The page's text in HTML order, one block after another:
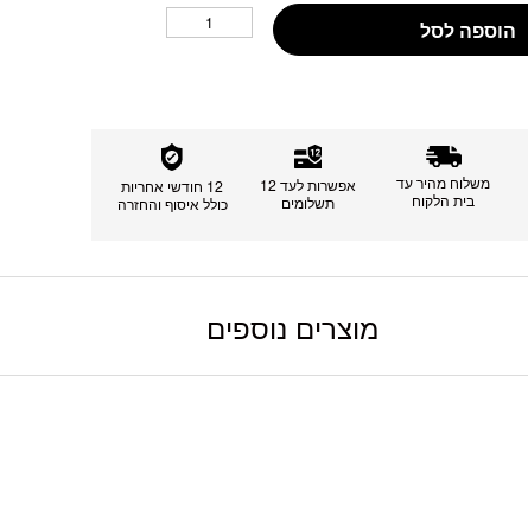
הוספה לסל
משלוח מהיר עד
בית הלקוח
אפשרות לעד 12
תשלומים
12 חודשי אחריות
כולל איסוף והחזרה
מוצרים נוספים